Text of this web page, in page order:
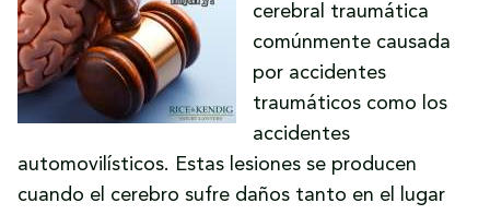
contragolpe?
Causas comunes de las lesiones cerebrales
golpes-contragolpe
Síntomas de una lesión por golpe de
Tratamiento para las lesiones cerebrales
cerebral traumática
comúnmente causada
por accidentes
traumáticos como los
accidentes
automovilísticos. Estas lesiones se producen
cuando el cerebro sufre daños tanto en el lugar